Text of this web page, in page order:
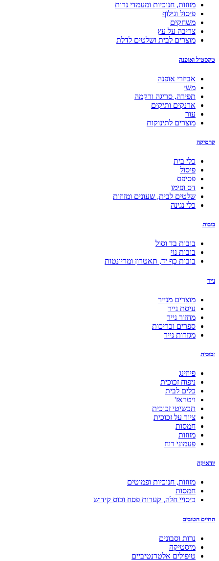
מזוזות, חנוכיות ומעמדי נרות
פיסול וגילוף
משחקים
צריבה על עץ
מוצרים לבית ושלטים לדלת
טקסטיל ואופנה
אביזרי אופנה
משי
תפירה, סריגה ורקמה
ארנקים ותיקים
עור
מוצרים לתינוקות
קרמיקה
כלי בית
פיסול
פסיפס
דס ופימו
שלטים לבית, שעונים ומזוזות
כלי נגינה
בובות
בובות בד וסול
בובות נוי
בובות כף יד, תאטרון ומריונטות
נייר
מוצרים מנייר
עיסת נייר
מחזור נייר
ספרים וכריכות
מגזרות נייר
זכוכית
פיוזינג
ניפוח זכוכית
כלים לבית
ויטראז'
תכשיטי זכוכית
ציור על זכוכית
חמסות
מזוזות
פעמוני רוח
יודאיקה
מזוזות, חנוכיות ופמוטים
חמסות
כיסויי חלה, קערות פסח וכוס קידוש
החיים הטובים
נרות וסבונים
מיסטיקה
טיפולים אלטרנטיביים